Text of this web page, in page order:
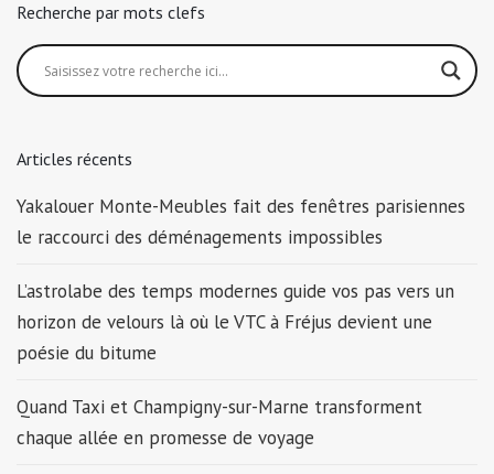
Recherche par mots clefs
Articles récents
Yakalouer Monte-Meubles fait des fenêtres parisiennes
le raccourci des déménagements impossibles
L’astrolabe des temps modernes guide vos pas vers un
horizon de velours là où le VTC à Fréjus devient une
poésie du bitume
Quand Taxi et Champigny-sur-Marne transforment
chaque allée en promesse de voyage